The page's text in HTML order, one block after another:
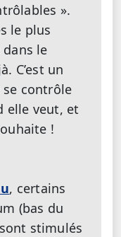
».
le plus
le
C’est un
contrôle
elle veut, et
!
, certains
(bas du
stimulés